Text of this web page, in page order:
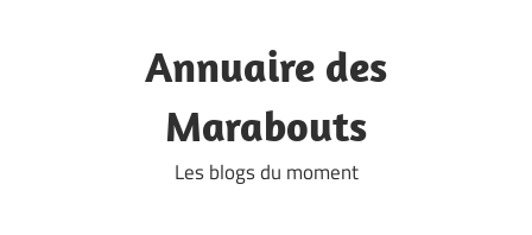
Annuaire des
Marabouts
Les blogs du moment